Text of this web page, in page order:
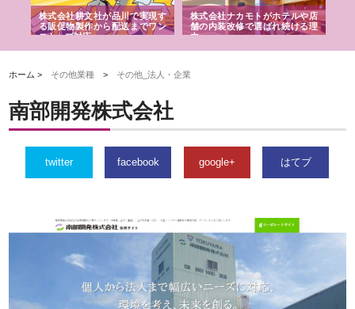
株式会社耕文社が品川で実現す
る販促物製作から配送までワン
ストップ対応
株式会社ナカモトがホテルや店
舗の内装改修で選ばれ続ける理
由
ホーム > その他業種 > その他_法人・企業
南部開発株式会社
twitter facebook google+ はてブ